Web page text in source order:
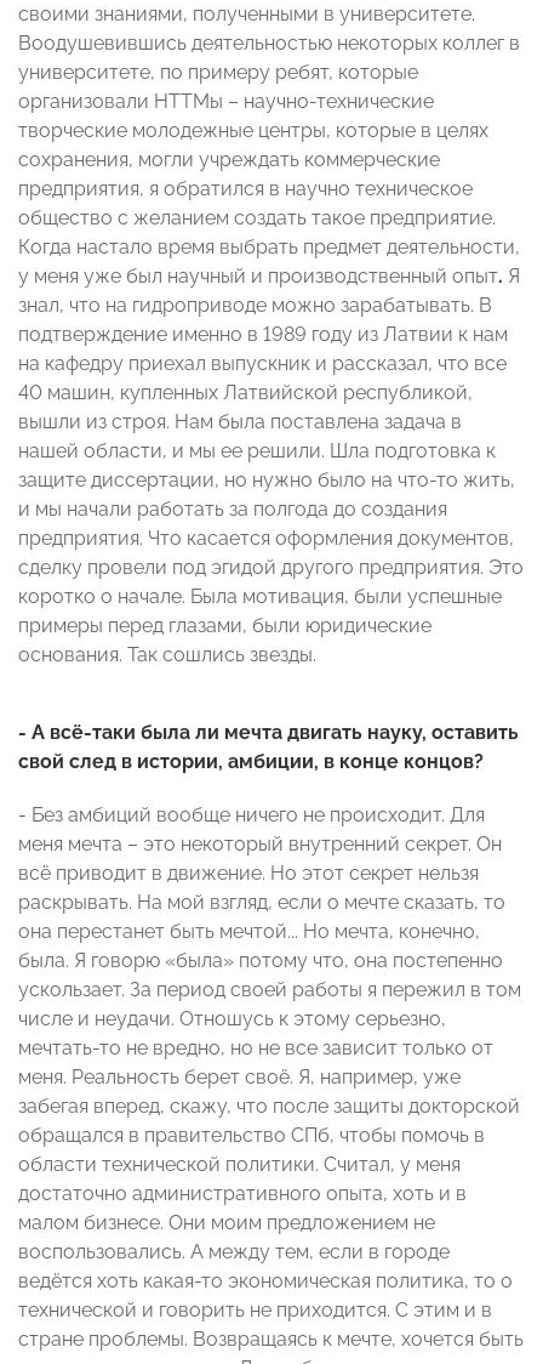
своими знаниями, полученными в университете.
Воодушевившись деятельностью некоторых коллег в
университете, по примеру ребят, которые
организовали НТТМы – научно-технические
творческие молодежные центры, которые в целях
сохранения, могли учреждать коммерческие
предприятия, я обратился в научно техническое
общество с желанием создать такое предприятие.
Когда настало время выбрать предмет деятельности,
у меня уже был научный и производственный опыт. Я
знал, что на гидроприводе можно зарабатывать. В
подтверждение именно в 1989 году из Латвии к нам
на кафедру приехал выпускник и рассказал, что все
40 машин, купленных Латвийской республикой,
вышли из строя. Нам была поставлена задача в
нашей области, и мы ее решили. Шла подготовка к
защите диссертации, но нужно было на что-то жить,
и мы начали работать за полгода до создания
предприятия. Что касается оформления документов,
сделку провели под эгидой другого предприятия. Это
коротко о начале. Была мотивация, были успешные
примеры перед глазами, были юридические
основания. Так сошлись звезды.
- А всё-таки была ли мечта двигать науку, оставить
свой след в истории, амбиции, в конце концов?
- Без амбиций вообще ничего не происходит. Для
меня мечта – это некоторый внутренний секрет. Он
всё приводит в движение. Но этот секрет нельзя
раскрывать. На мой взгляд, если о мечте сказать, то
она перестанет быть мечтой... Но мечта, конечно,
была. Я говорю «была» потому что, она постепенно
ускользает. За период своей работы я пережил в том
числе и неудачи. Отношусь к этому серьезно,
мечтать-то не вредно, но не все зависит только от
меня. Реальность берет своё. Я, например, уже
забегая вперед, скажу, что после защиты докторской
обращался в правительство СПб, чтобы помочь в
области технической политики. Считал, у меня
достаточно административного опыта, хоть и в
малом бизнесе. Они моим предложением не
воспользовались. А между тем, если в городе
ведётся хоть какая-то экономическая политика, то о
технической и говорить не приходится. С этим и в
стране проблемы. Возвращаясь к мечте, хочется быть